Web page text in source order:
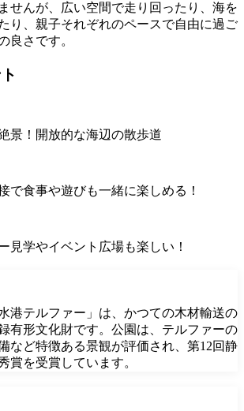
せんが、広い空間で走り回ったり、海を
り、親子それぞれのペースで自由に過ご
良さです。
景！開放的な海辺の散歩道
で食事や遊びも一緒に楽しめる！
見学やイベント広場も楽しい！
港テルファー」は、かつての木材輸送の
有形文化財です。公園は、テルファーの
など特徴ある景観が評価され、第12回静
賞を受賞しています。